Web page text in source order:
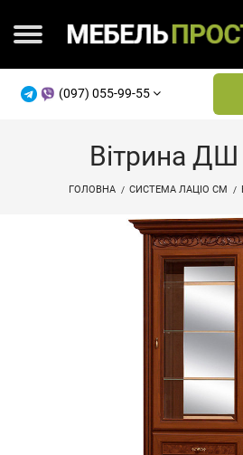
(097) 055-99-55
Вітрина ДШ
ГОЛОВНА СИСТЕМА ЛАЦІО СМ